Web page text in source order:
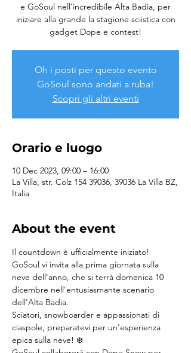
e GoSoul nell'incredibile Alta Badia, per
iniziare alla grande la stagione sciistica con
gadget Dope e contest!
Oh i posti per questo evento
GoSoul sono andati a ruba!
Scopri gli altri eventi
Orario e luogo
10 Dec 2023, 09:00 – 16:00
La Villa, str. Colz 154 39036, 39036 La Villa BZ,
Italia
About the event
Il countdown è ufficialmente iniziato!
GoSoul vi invita alla prima giornata sulla
neve dell'anno, che si terrà domenica 10
dicembre nell'entusiasmante scenario
dell'Alta Badia.
Sciatori, snowboarder e appassionati di
ciaspole, preparatevi per un'esperienza
epica sulla neve! ❄️